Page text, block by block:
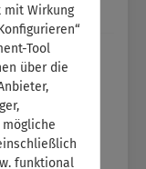
mit Wirkung
Tool
über die
funktional